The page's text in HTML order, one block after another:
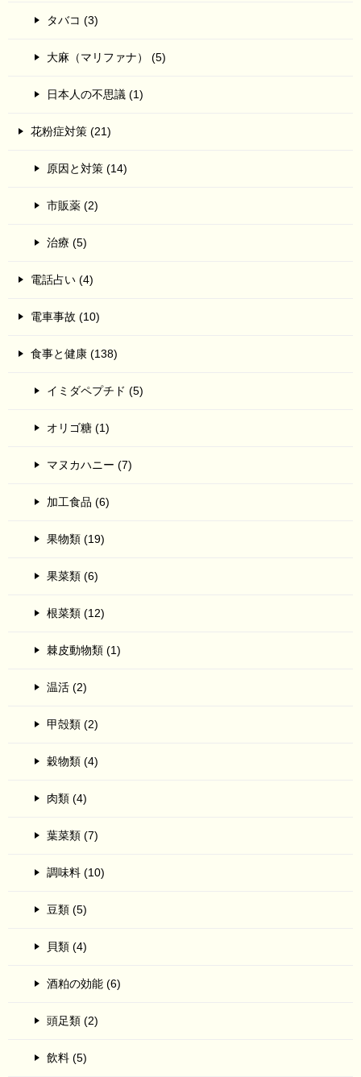
タバコ (3)
大麻（マリファナ） (5)
日本人の不思議 (1)
花粉症対策 (21)
原因と対策 (14)
市販薬 (2)
治療 (5)
電話占い (4)
電車事故 (10)
食事と健康 (138)
イミダペプチド (5)
オリゴ糖 (1)
マヌカハニー (7)
加工食品 (6)
果物類 (19)
果菜類 (6)
根菜類 (12)
棘皮動物類 (1)
温活 (2)
甲殻類 (2)
穀物類 (4)
肉類 (4)
葉菜類 (7)
調味料 (10)
豆類 (5)
貝類 (4)
酒粕の効能 (6)
頭足類 (2)
飲料 (5)